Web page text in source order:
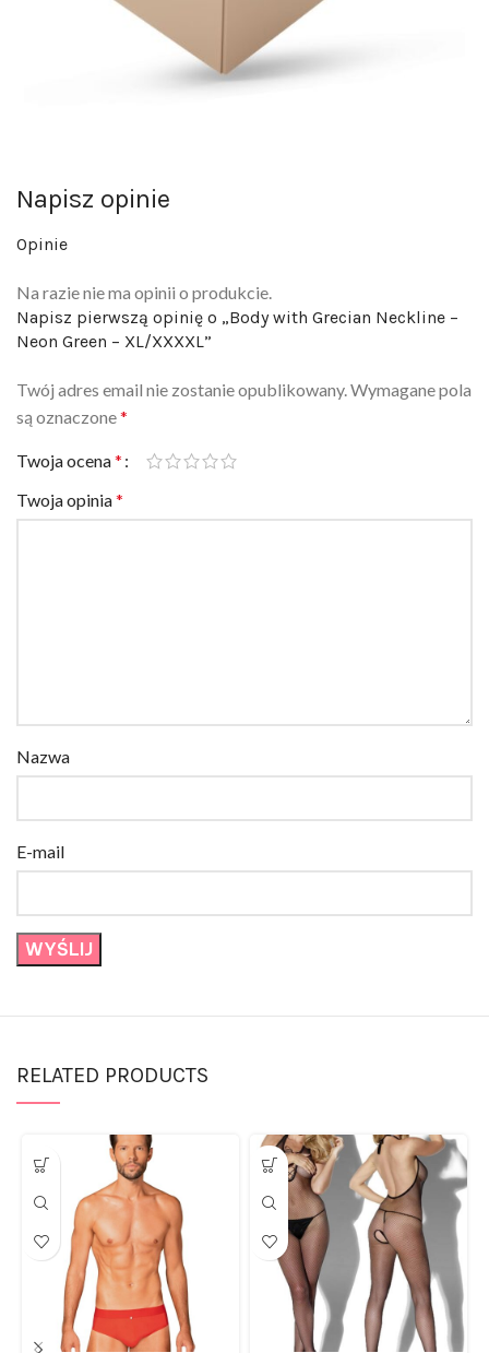
Napisz opinie
Opinie
Na razie nie ma opinii o produkcie.
Napisz pierwszą opinię o „Body with Grecian Neckline –
Neon Green – XL/XXXXL”
Twój adres email nie zostanie opublikowany. Wymagane pola
są oznaczone*
Twoja ocena *
Twoja opinia *
Nazwa
E-mail
RELATED PRODUCTS